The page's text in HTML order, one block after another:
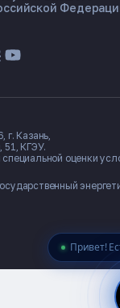
Привет!
📋
г. Казань,
51, КГЭУ.
оценки